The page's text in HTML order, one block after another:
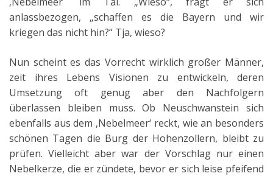
anlassbezogen, „schaffen es die Bayern und wir
kriegen das nicht hin?“ Tja, wieso?
Nun scheint es das Vorrecht wirklich großer Männer,
zeit ihres Lebens Visionen zu entwickeln, deren
Umsetzung oft genug aber den Nachfolgern
überlassen bleiben muss. Ob Neuschwanstein sich
ebenfalls aus dem ‚Nebelmeer‘ reckt, wie an besonders
schönen Tagen die Burg der Hohenzollern, bleibt zu
prüfen. Vielleicht aber war der Vorschlag nur einen
Nebelkerze, die er zündete, bevor er sich leise pfeifend